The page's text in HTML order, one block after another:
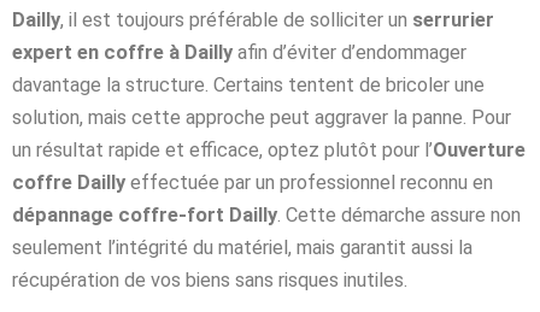
Dailly, il est toujours préférable de solliciter un serrurier
expert en coffre à Dailly afin d’éviter d’endommager
davantage la structure. Certains tentent de bricoler une
solution, mais cette approche peut aggraver la panne. Pour
un résultat rapide et efficace, optez plutôt pour l’Ouverture
coffre Dailly effectuée par un professionnel reconnu en
dépannage coffre-fort Dailly. Cette démarche assure non
seulement l’intégrité du matériel, mais garantit aussi la
récupération de vos biens sans risques inutiles.